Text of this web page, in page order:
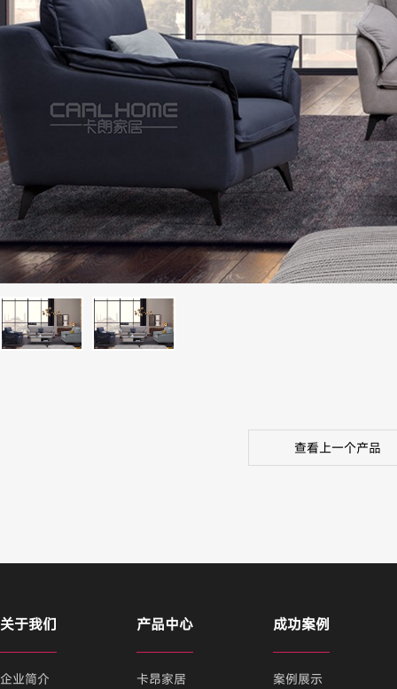
查看上一个产品
关于我们
企业简介
产品中心
卡昂家居
成功案例
案例展示